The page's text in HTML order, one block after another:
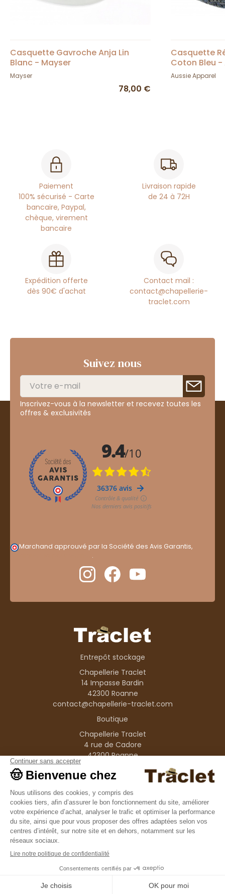
Casquette Gavroche Anja Lin
Blanc - Mayser
Mayser
78,00 €
Casquette
Coton Bleu -
Aussie Apparel
Paiement
100% sécurisé - Carte
bancaire, Paypal,
chèque, virement
bancaire
Livraison rapide
de 24 à 72H
Expédition offerte
dès 90€ d'achat
Contact mail :
contact@chapellerie-
traclet.com
Suivez nous
Inscrivez-vous à la newsletter et recevez toutes les
offres & exclusivités
Marchand approuvé par la Société des Avis Garantis,
.
Entrepôt stockage
Chapellerie Traclet
14 Impasse Bardin
42300 Roanne
contact@chapellerie-traclet.com
Boutique
Chapellerie Traclet
4 rue de Cadore
42300 Roanne
Produits
Nos marques
Informations